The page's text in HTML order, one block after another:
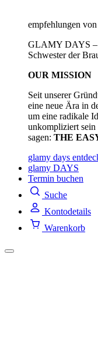
empfehlungen
GLAMY DAYS –
Schwester der
OUR MISSION
Seit unserer
eine neue Ära in
um eine radikale
unkompliziert
sagen: THE
glamy days
glamy DAYS
Termin buchen
Suche
Kontodetails
Warenkorb